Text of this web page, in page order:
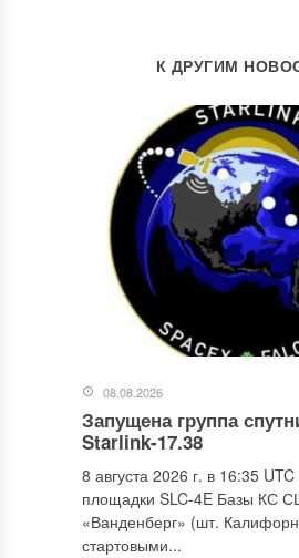
К ДРУГИМ
08.08.2026
Запущена группа
Starlink-17.38
8 августа 2026 г. в 16:35
площадки SLC-4E Базы КС
«Ванденберг» (шт.
стартовыми...